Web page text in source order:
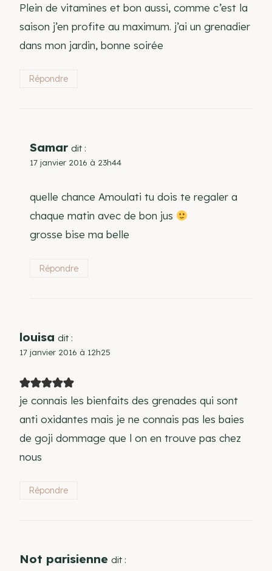
Plein de vitamines et bon aussi, comme c’est la
saison j’en profite au maximum. j’ai un grenadier
dans mon jardin, bonne soirée
Répondre
Samar dit :
17 janvier 2016 à 23h44
quelle chance Amoulati tu dois te regaler a
chaque matin avec de bon jus
grosse bise ma belle
Répondre
louisa dit :
17 janvier 2016 à 12h25
je connais les bienfaits des grenades qui sont
anti oxidantes mais je ne connais pas les baies
de goji dommage que l on en trouve pas chez
nous
Répondre
Not parisienne dit :